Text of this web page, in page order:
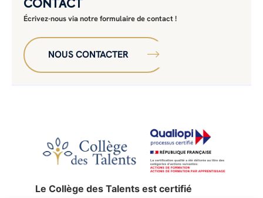
CONTACT
Écrivez-nous via notre formulaire de contact !
NOUS CONTACTER
Le Collège des Talents est certifié